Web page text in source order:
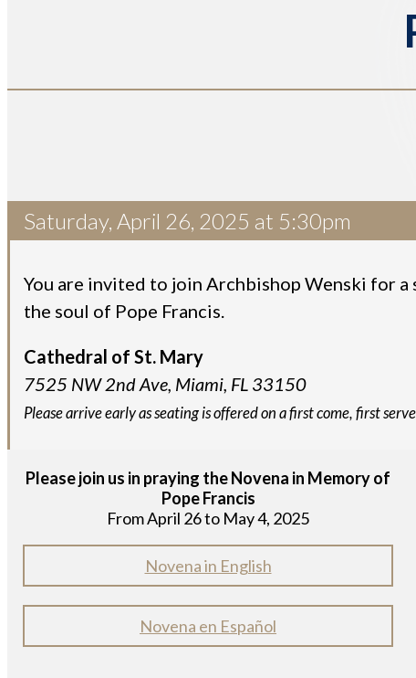
Saturday, April 26, 2025 at 5:30pm
You are invited to join Archbishop Wenski for
the soul of Pope Francis.
Cathedral of St. Mary
7525 NW 2nd Ave, Miami, FL 33150
Please arrive early as seating is offered on a first come, first serve
Please join us in praying the Novena in Memory of
Pope Francis
From April 26 to May 4, 2025
Novena in English
Novena en Español